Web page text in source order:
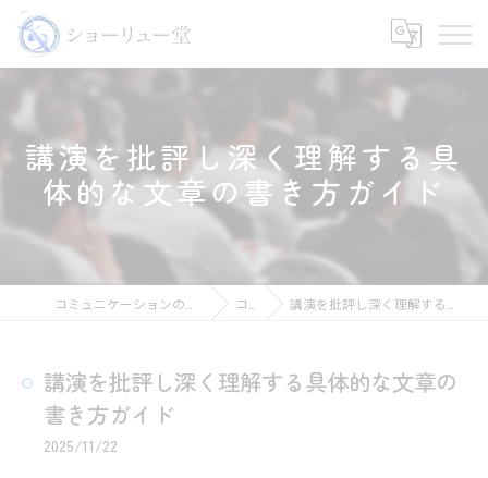
講演を批評し深く理解する具
体的な文章の書き方ガイド
コラム 講演を批評し深く理解する具体的な文章の書き方ガイド
講演を批評し深く理解する具体的な文章の
書き方ガイド
2025/11/22